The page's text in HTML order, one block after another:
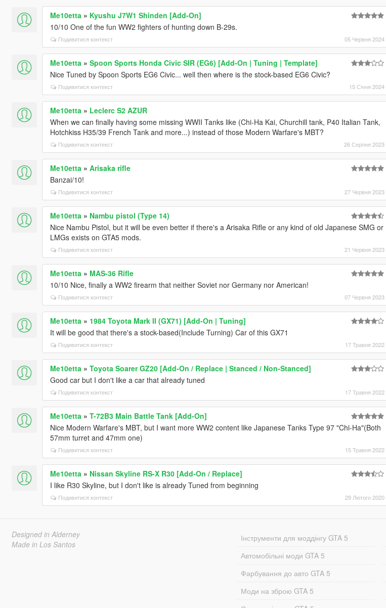
Me10etta » Kyushu J7W1 Shinden [Add-On]
10/10 One of the fun WW2 fighters of hunting down B-29s.
Подивитися контекст 05 Червня 2024
Me10etta » Spoon Sports Honda Civic SIR (EG6) [Add-On | Tuning | Template]
Nice Tuned by Spoon Sports EG6 Civic... well then where is the stock-based EG6 Civic?
Подивитися контекст 15 Січня 2024
Me10etta » Leclerc S2 AZUR
When we can finally having some missing WWII Tanks like (Chi-Ha Kai, Churchill tank, P40 Italian Tank,
Hotchkiss H35/39 French Tank and more...) instead of those Modern Warfare's MBT?
Подивитися контекст 26 Серпня 2023
Me10etta » Arisaka rifle
Banzai/10!
Подивитися контекст 27 Червня 2023
Me10etta » Nambu pistol (Type 14)
Nice Nambu Pistol, but it will be even better if there's a Arisaka Rifle or any kind of old Japanese SMG or
LMGs exists on GTA5 mods.
Подивитися контекст 21 Червня 2023
Me10etta » MAS-36 Rifle
10/10 Nice, finally a WW2 firearm that neither Soviet nor Germany nor American!
Подивитися контекст 07 Червня 2023
Me10etta » 1984 Toyota Mark II (GX71) [Add-On | Tuning]
It will be good that there's a stock-based(Include Turning) Car of this GX71
Подивитися контекст 17 Травня 2022
Me10etta » Toyota Soarer GZ20 [Add-On / Replace | Stanced / Non-Stanced]
Good car but I don't like a car that already tuned
Подивитися контекст 17 Травня 2022
Me10etta » T-72B3 Main Battle Tank [Add-On]
Nice Modern Warfare's MBT, but I want more WW2 content like Japanese Tanks Type 97 "Chi-Ha"(Both
57mm turret and 47mm one)
Подивитися контекст 15 Травня 2022
Me10etta » Nissan Skyline RS-X R30 [Add-On / Replace]
I like R30 Skyline, but I don't like is already Tuned from beginning
Подивитися контекст 29 Лютого 2020
Designed in Alderney
Made in Los Santos
Інструменти для моддінгу GTA 5
Автомобільні моди GTA 5
Фарбування до авто GTA 5
Моди на зброю GTA 5